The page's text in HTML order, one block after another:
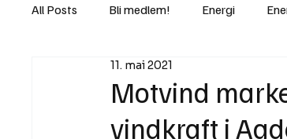
All Posts Bli medlem! Energi
Lov og rett Lovbrudd
Rettslige skritt i Klartekst
Motvind
vindkraft i
11. mai 2021